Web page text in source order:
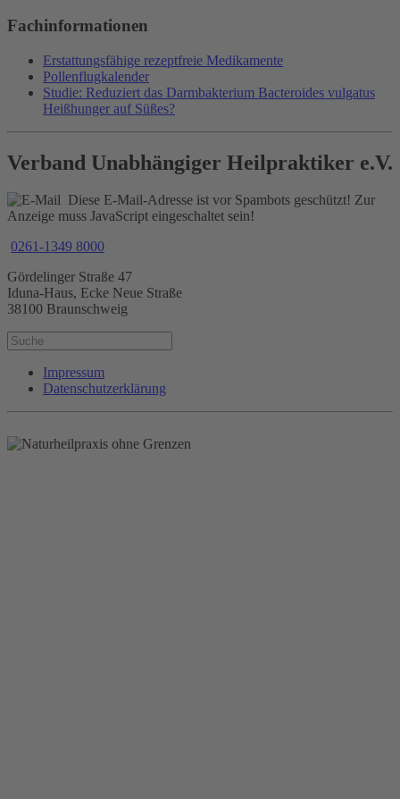
Fachinformationen
Erstattungsfähige rezeptfreie Medikamente
Pollenflugkalender
Studie: Reduziert das Darmbakterium Bacteroides vulgatus
Heißhunger auf Süßes?
Verband Unabhängiger Heilpraktiker e.V.
Diese E-Mail-Adresse ist vor Spambots geschützt! Zur
Anzeige muss JavaScript eingeschaltet sein!
0261-1349 8000
Gördelinger Straße 47
Iduna-Haus, Ecke Neue Straße
38100 Braunschweig
Impressum
Datenschutzerklärung